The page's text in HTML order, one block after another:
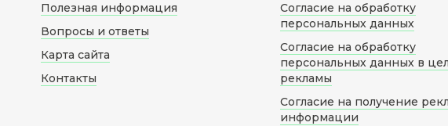
Полезная информация
Вопросы и ответы
Карта сайта
Контакты
Согласие на обработку
персональных данных
Согласие на обработку
персональных данных в
рекламы
Согласие на получение
информации